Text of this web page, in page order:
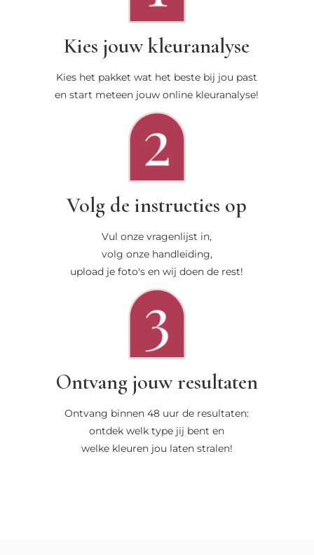
Kies jouw kleuranalyse
Kies het pakket wat het beste bij jou past
en start meteen jouw online kleuranalyse!
Volg de instructies op
Vul onze vragenlijst in,
volg onze handleiding,
upload je foto's en wij doen de rest!
Ontvang jouw resultaten
Ontvang binnen 48 uur de resultaten:
ontdek welk type jij bent en
welke kleuren jou laten stralen!